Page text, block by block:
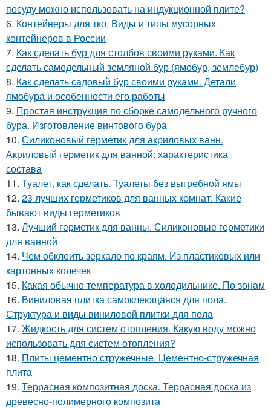
посуду можно использовать на индукционной плите?
6. Контейнеры для тко. Виды и типы мусорных
контейнеров в России
7. Как сделать бур для столбов своими руками. Как
сделать самодельный земляной бур (ямобур, землебур)
8. Как сделать садовый бур своими руками. Детали
ямобура и особенности его работы
9. Простая инструкция по сборке самодельного ручного
бура. Изготовление винтового бура
10. Силиконовый герметик для акриловых ванн.
Акриловый герметик для ванной: характеристика
состава
11. Туалет, как сделать. Туалеты без выгребной ямы
12. 23 лучших герметиков для ванных комнат. Какие
бывают виды герметиков
13. Лучший герметик для ванны. Силиконовые герметики
для ванной
14. Чем обклеить зеркало по краям. Из пластиковых или
картонных колечек
15. Какая обычно температура в холодильнике. По зонам
16. Виниловая плитка самоклеющаяся для пола.
Структура и виды виниловой плитки для пола
17. Жидкость для систем отопления. Какую воду можно
использовать для систем отопления?
18. Плиты цементно стружечные. Цементно-стружечная
плита
19. Террасная композитная доска. Террасная доска из
древесно-полимерного композита